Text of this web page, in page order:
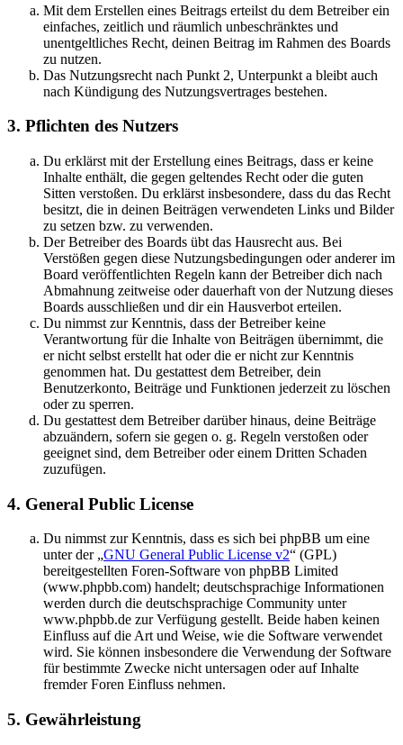
Mit dem Erstellen eines Beitrags erteilst du dem Betreiber ein
einfaches, zeitlich und räumlich unbeschränktes und
unentgeltliches Recht, deinen Beitrag im Rahmen des Boards
zu nutzen.
Das Nutzungsrecht nach Punkt 2, Unterpunkt a bleibt auch
nach Kündigung des Nutzungsvertrages bestehen.
3. Pflichten des Nutzers
Du erklärst mit der Erstellung eines Beitrags, dass er keine
Inhalte enthält, die gegen geltendes Recht oder die guten
Sitten verstoßen. Du erklärst insbesondere, dass du das Recht
besitzt, die in deinen Beiträgen verwendeten Links und Bilder
zu setzen bzw. zu verwenden.
Der Betreiber des Boards übt das Hausrecht aus. Bei
Verstößen gegen diese Nutzungsbedingungen oder anderer im
Board veröffentlichten Regeln kann der Betreiber dich nach
Abmahnung zeitweise oder dauerhaft von der Nutzung dieses
Boards ausschließen und dir ein Hausverbot erteilen.
Du nimmst zur Kenntnis, dass der Betreiber keine
Verantwortung für die Inhalte von Beiträgen übernimmt, die
er nicht selbst erstellt hat oder die er nicht zur Kenntnis
genommen hat. Du gestattest dem Betreiber, dein
Benutzerkonto, Beiträge und Funktionen jederzeit zu löschen
oder zu sperren.
Du gestattest dem Betreiber darüber hinaus, deine Beiträge
abzuändern, sofern sie gegen o. g. Regeln verstoßen oder
geeignet sind, dem Betreiber oder einem Dritten Schaden
zuzufügen.
4. General Public License
Du nimmst zur Kenntnis, dass es sich bei phpBB um eine
unter der „GNU General Public License v2“ (GPL)
bereitgestellten Foren-Software von phpBB Limited
(www.phpbb.com) handelt; deutschsprachige Informationen
werden durch die deutschsprachige Community unter
www.phpbb.de zur Verfügung gestellt. Beide haben keinen
Einfluss auf die Art und Weise, wie die Software verwendet
wird. Sie können insbesondere die Verwendung der Software
für bestimmte Zwecke nicht untersagen oder auf Inhalte
fremder Foren Einfluss nehmen.
5. Gewährleistung